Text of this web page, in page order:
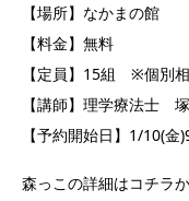
【場所】なかまの館
【料金】無料
【定員】15組 ※個別相
【講師】理学療法士
【予約開始日】1/10(
森っこの詳細はコチラ